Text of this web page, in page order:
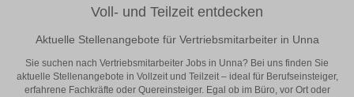
Voll- und Teilzeit entdecken
Aktuelle Stellenangebote für Vertriebsmitarbeiter in Unna
Sie suchen nach Vertriebsmitarbeiter Jobs in Unna? Bei uns finden Sie
aktuelle Stellenangebote in Vollzeit und Teilzeit – ideal für Berufseinsteiger,
erfahrene Fachkräfte oder Quereinsteiger. Egal ob im Büro, vor Ort oder